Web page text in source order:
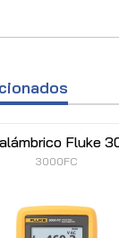
Fluke
3000FC